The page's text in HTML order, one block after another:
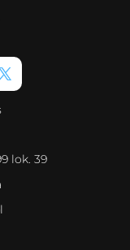
lok. 39